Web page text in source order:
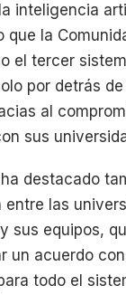
inteligencia
que la
el tercer
por detrás
al
sus
destacado
entre las
sus equipos,
un acuerdo
todo el